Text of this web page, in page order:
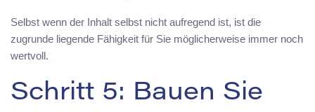
Selbst wenn der Inhalt selbst nicht aufregend ist, ist die
zugrunde liegende Fähigkeit für Sie möglicherweise immer noch
wertvoll.
Schritt 5: Bauen Sie